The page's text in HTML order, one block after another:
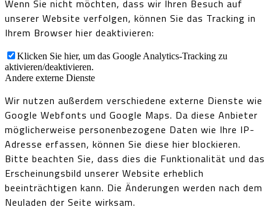
Wenn Sie nicht möchten, dass wir Ihren Besuch auf
unserer Website verfolgen, können Sie das Tracking in
Ihrem Browser hier deaktivieren:
Klicken Sie hier, um das Google Analytics-Tracking zu
aktivieren/deaktivieren.
Andere externe Dienste
Wir nutzen außerdem verschiedene externe Dienste wie
Google Webfonts und Google Maps. Da diese Anbieter
möglicherweise personenbezogene Daten wie Ihre IP-
Adresse erfassen, können Sie diese hier blockieren.
Bitte beachten Sie, dass dies die Funktionalität und das
Erscheinungsbild unserer Website erheblich
beeinträchtigen kann. Die Änderungen werden nach dem
Neuladen der Seite wirksam.